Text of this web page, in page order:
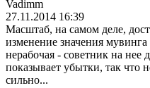
Vadimm
27.11.2014 16:39
Масштаб, на самом деле,
изменение значения мувинга
нерабочая - советник на нее
показывает убытки, так что
сильно...